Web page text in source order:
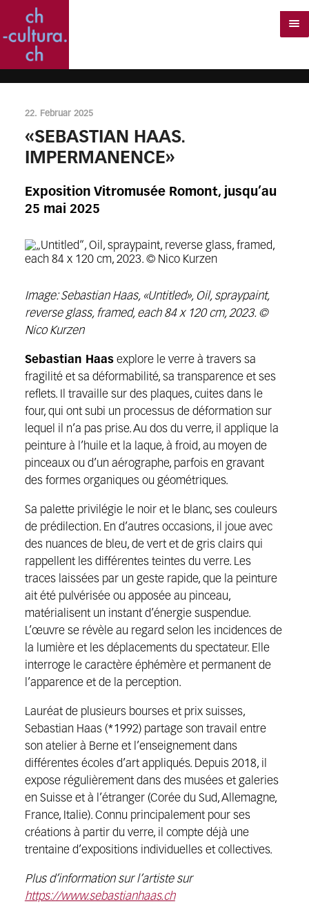
22. Februar 2025
«SEBASTIAN HAAS.
IMPERMANENCE»
Exposition Vitromusée Romont, jusqu’au
25 mai 2025
Image: Sebastian Haas, «Untitled», Oil, spraypaint,
reverse glass, framed, each 84 x 120 cm, 2023. ©
Nico Kurzen
Sebastian Haasexplore le verre à travers sa
fragilité et sa déformabilité, sa transparence et ses
reflets. Il travaille sur des plaques, cuites dans le
four, qui ont subi un processus de déformation sur
lequel il n’a pas prise. Au dos du verre, il applique la
peinture à l’huile et la laque, à froid, au moyen de
pinceaux ou d’un aérographe, parfois en gravant
des formes organiques ou géométriques.
Sa palette privilégie le noir et le blanc, ses couleurs
de prédilection. En d’autres occasions, il joue avec
des nuances de bleu, de vert et de gris clairs qui
rappellent les différentes teintes du verre. Les
traces laissées par un geste rapide, que la peinture
ait été pulvérisée ou apposée au pinceau,
matérialisent un instant d’énergie suspendue.
L’œuvre se révèle au regard selon les incidences de
la lumière et les déplacements du spectateur. Elle
interroge le caractère éphémère et permanent de
l’apparence et de la perception.
Lauréat de plusieurs bourses et prix suisses,
Sebastian Haas (*1992) partage son travail entre
son atelier à Berne et l’enseignement dans
différentes écoles d’art appliqués. Depuis 2018, il
expose régulièrement dans des musées et galeries
en Suisse et à l’étranger (Corée du Sud, Allemagne,
France, Italie). Connu principalement pour ses
créations à partir du verre, il compte déjà une
trentaine d’expositions individuelles et collectives.
Plus d’information sur l’artiste sur
https://www.sebastianhaas.ch